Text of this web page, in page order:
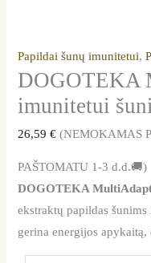
Papildai šunų imunitetui,
DOGOTEKA
imunitetui
26,59€ (NEMOKAMAS
PAŠTOMATU 1-3 d.d.🚚)
DOGOTEKA
ekstraktų papildas
gerina energijos